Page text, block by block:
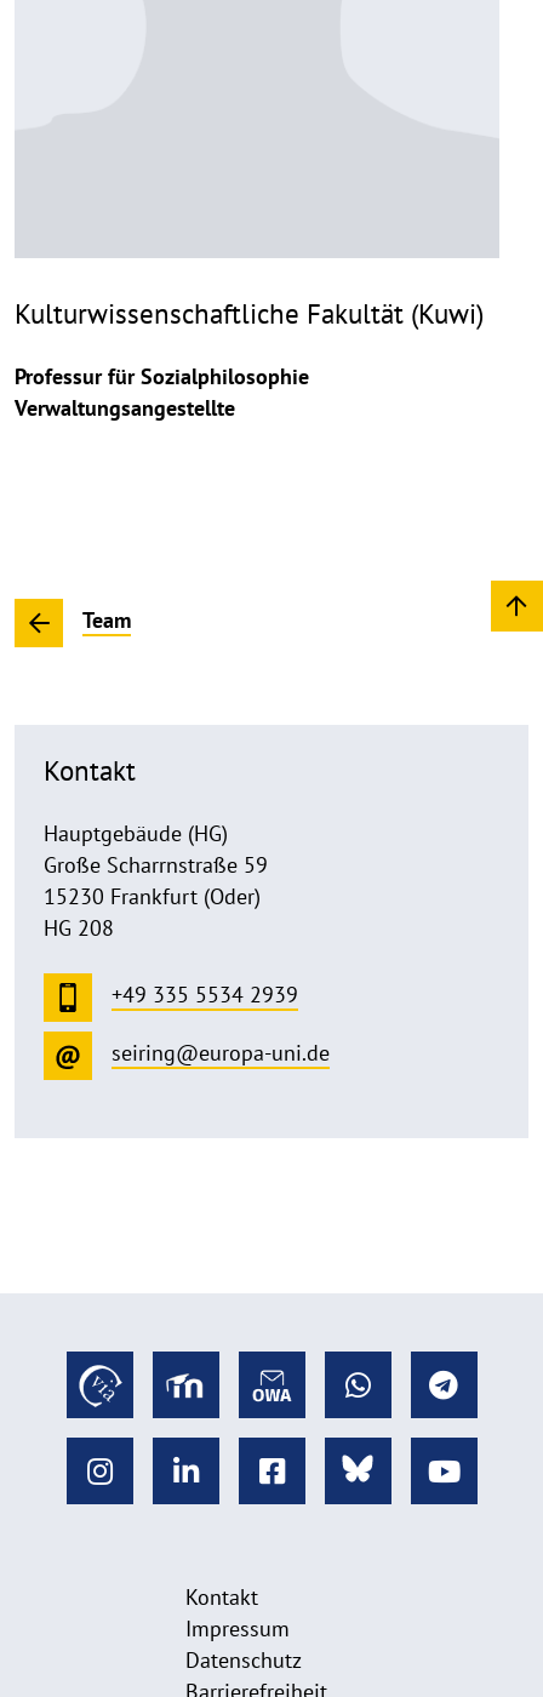
Kulturwissenschaftliche Fakultät (Kuwi)
Professur für Sozialphilosophie
Verwaltungsangestellte
Team
Kontakt
Hauptgebäude (HG)
Große Scharrnstraße 59
15230 Frankfurt (Oder)
HG 208
+49 335 5534 2939
seiring@europa-uni.de
Kontakt
Impressum
Datenschutz